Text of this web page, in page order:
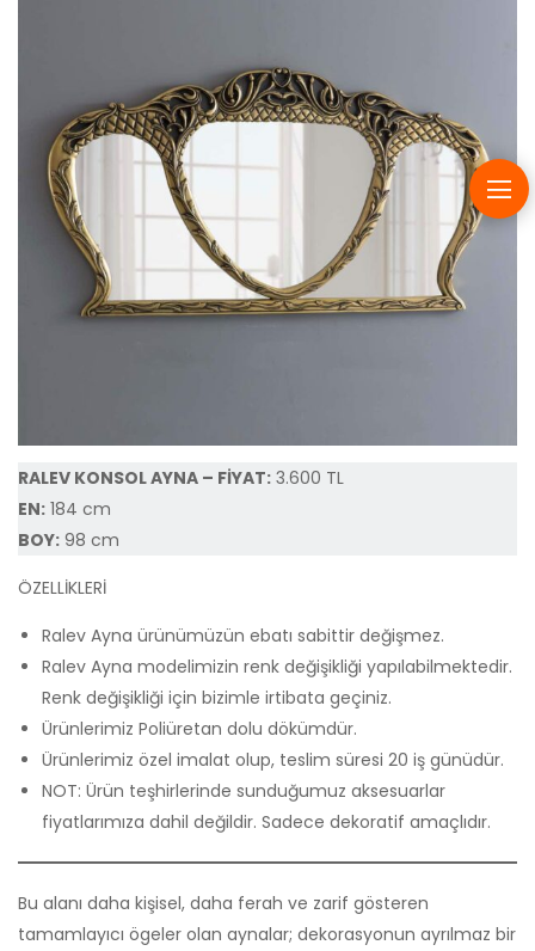
RALEV KONSOL AYNA – FİYAT: 3.600 TL
EN: 184 cm
BOY: 98 cm
ÖZELLİKLERİ
Ralev Ayna ürünümüzün ebatı sabittir değişmez.
Ralev Ayna modelimizin renk değişikliği yapılabilmektedir.
Renk değişikliği için bizimle irtibata geçiniz.
Ürünlerimiz Poliüretan dolu dökümdür.
Ürünlerimiz özel imalat olup, teslim süresi 20 iş günüdür.
NOT: Ürün teşhirlerinde sunduğumuz aksesuarlar
fiyatlarımıza dahil değildir. Sadece dekoratif amaçlıdır.
Bu alanı daha kişisel, daha ferah ve zarif gösteren
tamamlayıcı ögeler olan aynalar; dekorasyonun ayrılmaz bir